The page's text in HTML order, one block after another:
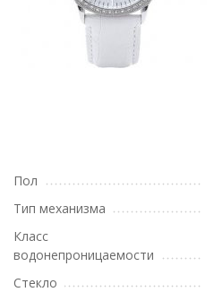
Пол
Тип механизма
Класс
водонепроницаемости
Стекло